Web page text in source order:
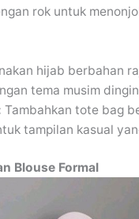
rok untuk
hijab berbahan
tema musim
Tambahkan tote bag
tampilan kasual
Blouse Formal